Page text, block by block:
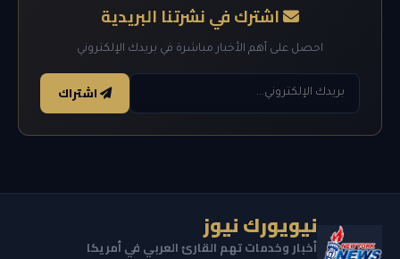
اشترك في نشرتنا البريدية
احصل على أهم الأخبار مباشرة في بريدك الإلكتروني
اشتراك
نيويورك نيوز
أخبار وخدمات تهم القارئ العربي في أمريكا